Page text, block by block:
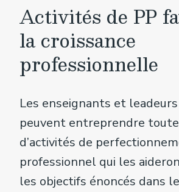
Activités de PP
la croissance
professionnelle
Les enseignants et
peuvent entreprendre
d’activités de
professionnel qui les
les objectifs énoncés dans